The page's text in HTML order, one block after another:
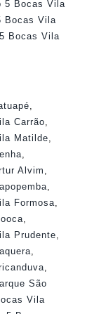
5 Bocas Vila
Bocas Vila
Bocas Vila
,
Carrão,
Matilde,
,
Alvim ,
,
Formosa,
,
Prudente,
,
,
São
Vila